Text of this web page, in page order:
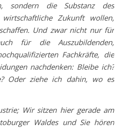
sondern die Substanz des
Zukunft wollen,
Und zwar nicht nur für
für die Auszubildenden,
Fachkräfte, die
nachdenken: Bleibe ich?
Oder ziehe ich dahin, wo es
Wir sitzen hier gerade am
Waldes und Sie hören